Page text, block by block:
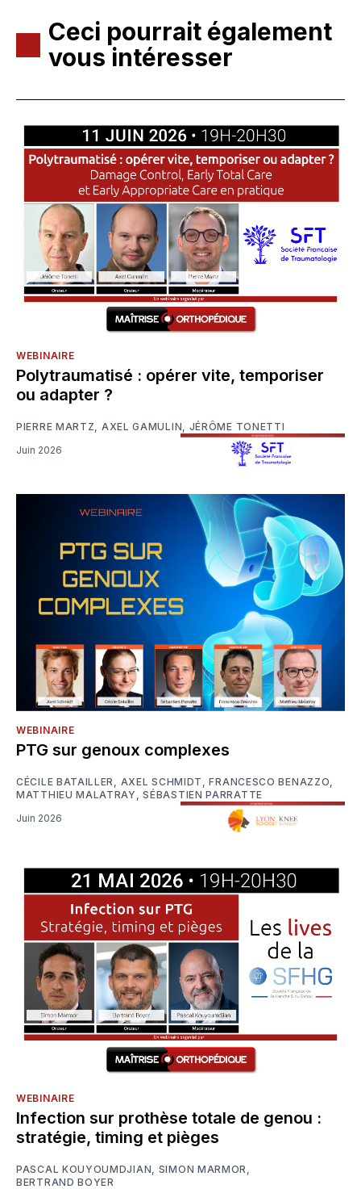
Ceci pourrait également
vous intéresser
WEBINAIRE
Polytraumatisé : opérer vite, temporiser
ou adapter ?
PIERRE MARTZ AXEL GAMULIN
JÉRÔME TONETTI
Juin 2026
WEBINAIRE
PTG sur genoux complexes
CÉCILE BATAILLER AXEL SCHMIDT ,FRANCESCO BENAZZO
MATTHIEU MALATRAY
,SÉBASTIEN PARRATTE
Juin 2026
WEBINAIRE
Infection sur prothèse totale de genou :
stratégie, timing et pièges
PASCAL KOUYOUMDJIAN, SIMON MARMOR,
BERTRAND BOYER